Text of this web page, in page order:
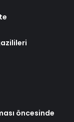
öncesinde